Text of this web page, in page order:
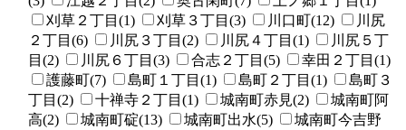
刈草２丁目(1)
刈草３丁目(3) 川口町(12)
川尻
２丁目(6)
川尻３丁目(2) 川尻４丁目(1)
川尻５丁
目(2)
川尻６丁目(3) 合志２丁目(5)
幸田２丁目(1)
護藤町(7)
島町１丁目(1) 島町２丁目(1)
島町３
丁目(2)
十禅寺２丁目(1) 城南町赤見(2)
城南町阿
高(2)
城南町碇(13) 城南町出水(5)
城南町今吉野